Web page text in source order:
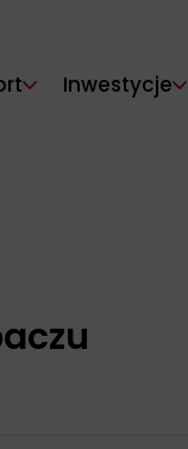
Inwestycje